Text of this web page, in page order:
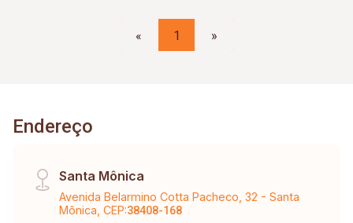
« 1 »
Endereço
Santa Mônica
Avenida Belarmino Cotta Pacheco, 32 - Santa
Mônica, CEP:38408-168